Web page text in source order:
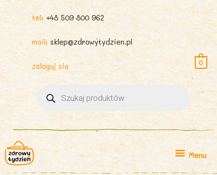
tel: +48 509 800 962
mail: sklep@zdrowytydzien.pl
zaloguj się
produktów
0
Menu
Menu